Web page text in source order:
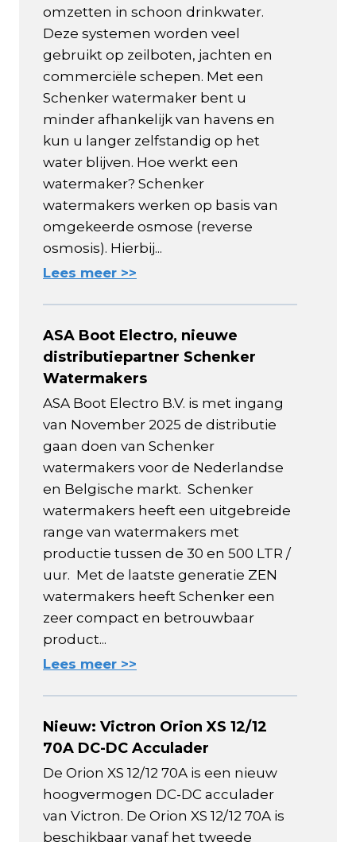
omzetten in schoon drinkwater.
Deze systemen worden veel
gebruikt op zeilboten, jachten en
commerciële schepen. Met een
Schenker watermaker bent u
minder afhankelijk van havens en
kun u langer zelfstandig op het
water blijven. Hoe werkt een
watermaker? Schenker
watermakers werken op basis van
omgekeerde osmose (reverse
osmosis). Hierbij...
Lees meer >>
ASA Boot Electro, nieuwe
distributiepartner Schenker
Watermakers
ASA Boot Electro B.V. is met ingang
van November 2025 de distributie
gaan doen van Schenker
watermakers voor de Nederlandse
en Belgische markt. Schenker
watermakers heeft een uitgebreide
range van watermakers met
productie tussen de 30 en 500 LTR /
uur. Met de laatste generatie ZEN
watermakers heeft Schenker een
zeer compact en betrouwbaar
product...
Lees meer >>
Nieuw: Victron Orion XS 12/12
70A DC-DC Acculader
De Orion XS 12/12 70A is een nieuw
hoogvermogen DC-DC acculader
van Victron. De Orion XS 12/12 70A is
beschikbaar vanaf het tweede